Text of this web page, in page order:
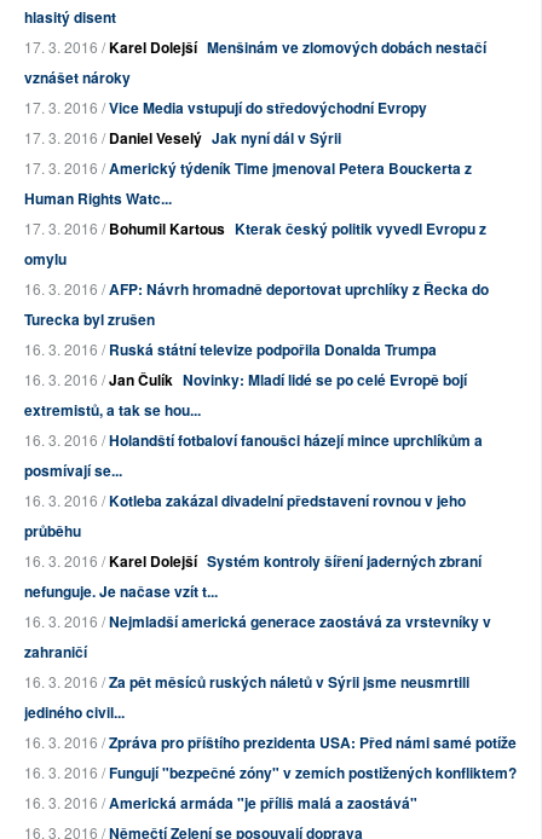
hlasitý disent
17. 3. 2016 /Karel Dolejší Menšinám ve zlomových dobách nestačí
vznášet nároky
17. 3. 2016 /Vice Media vstupují do středovýchodní Evropy
17. 3. 2016 /Daniel Veselý Jak nyní dál v Sýrii
17. 3. 2016 /Americký týdeník Time jmenoval Petera Bouckerta z
Human Rights Watc...
17. 3. 2016 /Bohumil Kartous Kterak český politik vyvedl Evropu z
omylu
16. 3. 2016 /AFP: Návrh hromadně deportovat uprchlíky z Řecka do
Turecka byl zrušen
16. 3. 2016 /Ruská státní televize podpořila Donalda Trumpa
16. 3. 2016 /Jan Čulík Novinky: Mladí lidé se po celé Evropě bojí
extremistů, a tak se hou...
16. 3. 2016 /Holandští fotbaloví fanoušci házejí mince uprchlíkům a
posmívají se...
16. 3. 2016 /Kotleba zakázal divadelní představení rovnou v jeho
průběhu
16. 3. 2016 /Karel Dolejší Systém kontroly šíření jaderných zbraní
nefunguje. Je načase vzít t...
16. 3. 2016 /Nejmladší americká generace zaostává za vrstevníky v
zahraničí
16. 3. 2016 /Za pět měsíců ruských náletů v Sýrii jsme neusmrtili
jediného civil...
16. 3. 2016 /Zpráva pro příštího prezidenta USA: Před námi samé potíže
16. 3. 2016 /Fungují "bezpečné zóny" v zemích postižených konfliktem?
16. 3. 2016 /Americká armáda "je příliš malá a zaostává"
16. 3. 2016 /Němečtí Zelení se posouvají doprava